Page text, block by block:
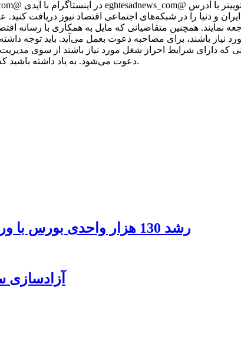
و دنیا را در شبکه‌های اجتماعی اقتصاد نیوز دریافت
خیابان مطهری، بین میرزای شیرازی و سنایی، پلاک ۳۷۰ مراجعه نمایند. همچنین
دارای شرایط احراز شغل مورد نیاز باشند از سوی
دعوت می‌شود. به یاد داشته باشید که اقتصاد نیوز با متقاضیان از طریق پیامک یا ایمیل تماس نمی‌گیرد.
رشد 130 هزار واحدی بورس با ورود 6 همت پول حقیقی/ صف خرید 700 نماد